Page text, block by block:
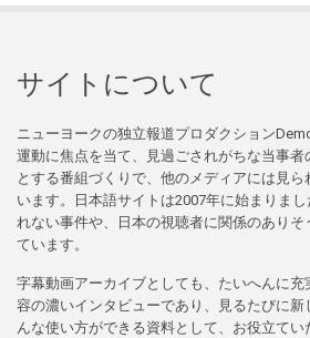
サイトについて
ニューヨークの独立報道プロダクション
運動に焦点を当て、見過ごされがちな当事
とする番組づくりで、他のメディアには見
います。日本語サイトは2007年に始まりま
れない事件や、日本の視聴者に関係のありそ
ています。
字幕動画アーカイブとしても、たいへんに
容の濃いインタビューであり、見るたびに
んな使い方ができる資料として、お役立てい